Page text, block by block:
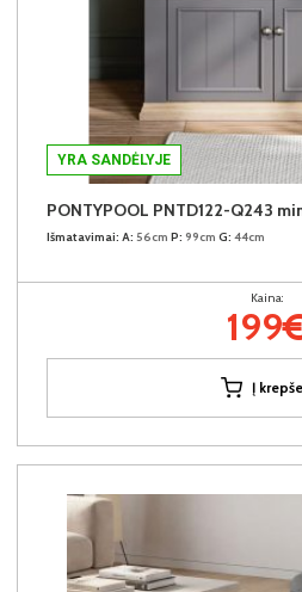
YRA SANDĖLYJE
PONTYPOOL PNTD122-Q243
Išmatavimai: A: 56cm P: 99cm G: 44cm
Kaina:
Į